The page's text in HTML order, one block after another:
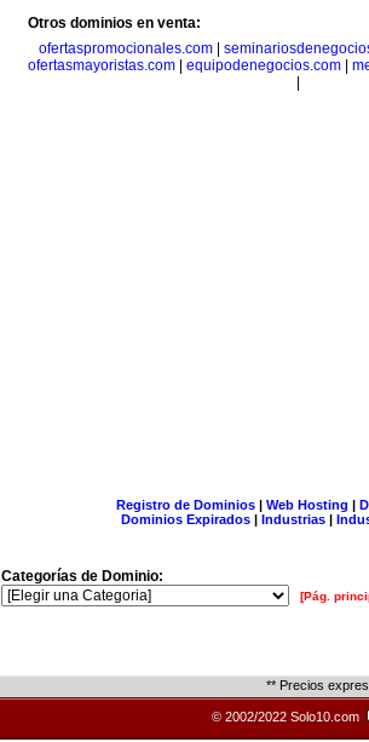
Otros dominios en venta:
ofertaspromocionales.com
ofertasmayoristas.com
equipodenegocios.com
Registro de Dominios| Web Hosting |
Dominios Expirados | Industrias |
Categorías de Dominio:
[Pág.
** Precios
© 2002/2022 Solo10.com